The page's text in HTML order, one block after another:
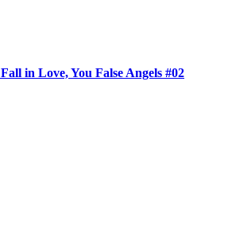
Fall in Love, You False Angels #02